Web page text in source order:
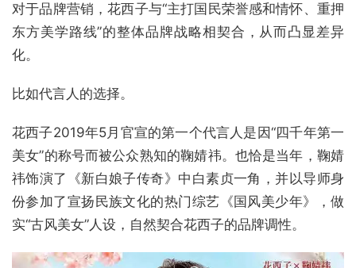
对于品牌营销，花西子与“主打国民荣誉感和情怀、重押
东方美学路线”的整体品牌战略相契合，从而凸显差异
化。
比如代言人的选择。
花西子2019年5月官宣的第一个代言人是因“四千年第一
美女”的称号而被公众熟知的鞠婧祎。也恰是当年，鞠婧
祎饰演了《新白娘子传奇》中白素贞一角，并以导师身
份参加了宣扬民族文化的热门综艺《国风美少年》，做
实“古风美女”人设，自然契合花西子的品牌调性。